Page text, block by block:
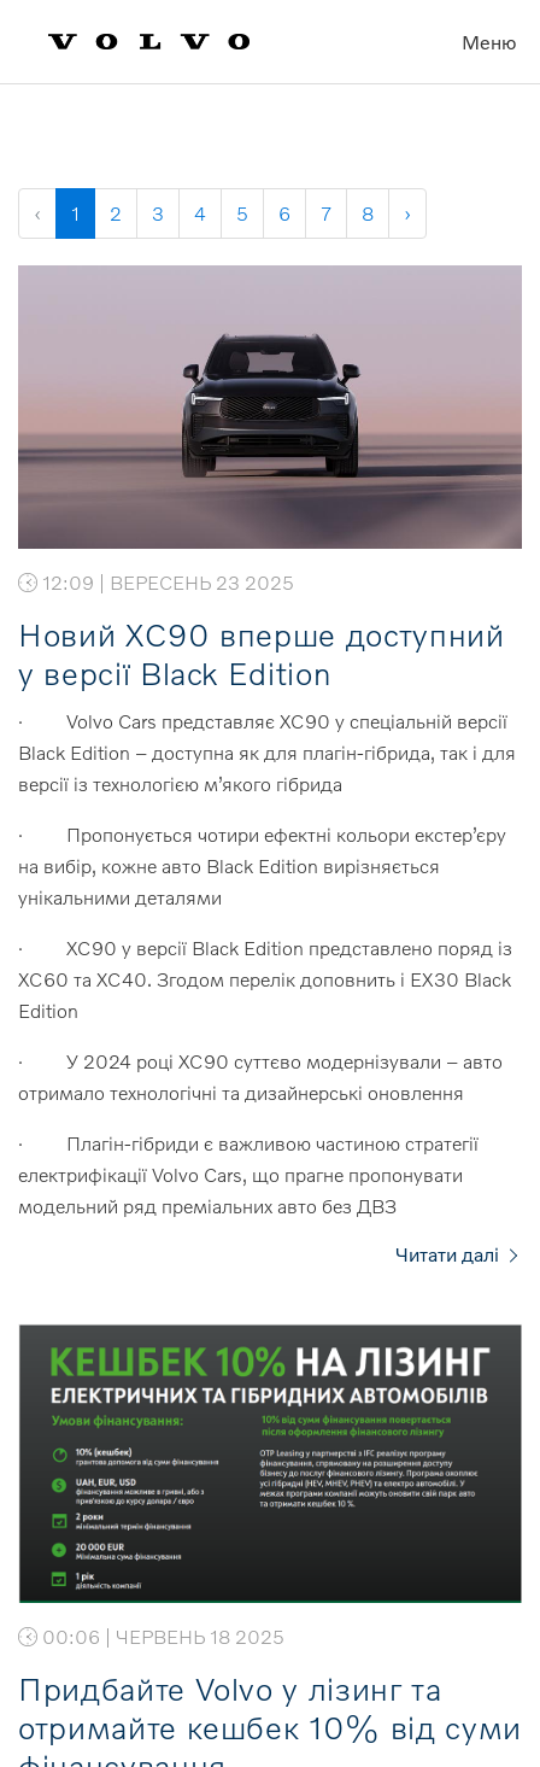
Меню
‹ 1 2 3 4 5 6 7 8 ›
12:09 | ВЕРЕСЕНЬ 23 2025
Новий XC90 вперше доступний
у версії Black Edition
· Volvo Cars представляє XC90 у спеціальній версії
Black Edition – доступна як для плагін-гібрида, так і для
версії із технологією м’якого гібрида
· Пропонується чотири ефектні кольори екстер’єру
на вибір, кожне авто Black Edition вирізняється
унікальними деталями
· XC90 у версії Black Edition представлено поряд із
ХС60 та ХС40. Згодом перелік доповнить і EX30 Black
Edition
· У 2024 році XC90 суттєво модернізували – авто
отримало технологічні та дизайнерські оновлення
· Плагін-гібриди є важливою частиною стратегії
електрифікації Volvo Cars, що прагне пропонувати
модельний ряд преміальних авто без ДВЗ
Читати далі
00:06 | ЧЕРВЕНЬ 18 2025
Придбайте Volvo у лізинг та
отримайте кешбек 10% від суми